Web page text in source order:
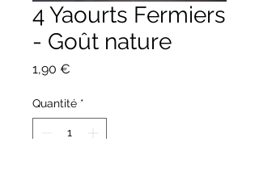
4 Yaourts Fermiers
- Goût nature
1,90 €
Quantité *